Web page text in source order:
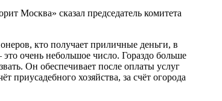
Москва» сказал председатель комитета
кто получает приличные деньги, в
очень небольшое число. Гораздо больше
Он обеспечивает после оплаты услуг
хозяйства, за счёт огорода